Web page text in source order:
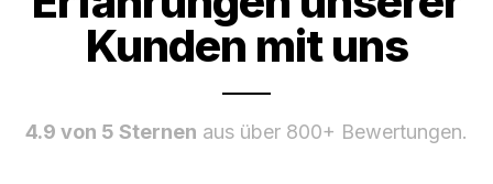
Kunden mit uns
4.9 von 5 Sternen aus über 800+ Bewertungen.